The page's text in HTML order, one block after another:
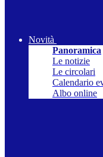
Novità
Panoramica
Le notizie
Le circolari
Calendario
Albo online